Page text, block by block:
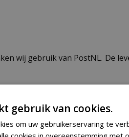
wij gebruik van PostNL. De
gebruik van cookies.
om uw gebruikerservaring te